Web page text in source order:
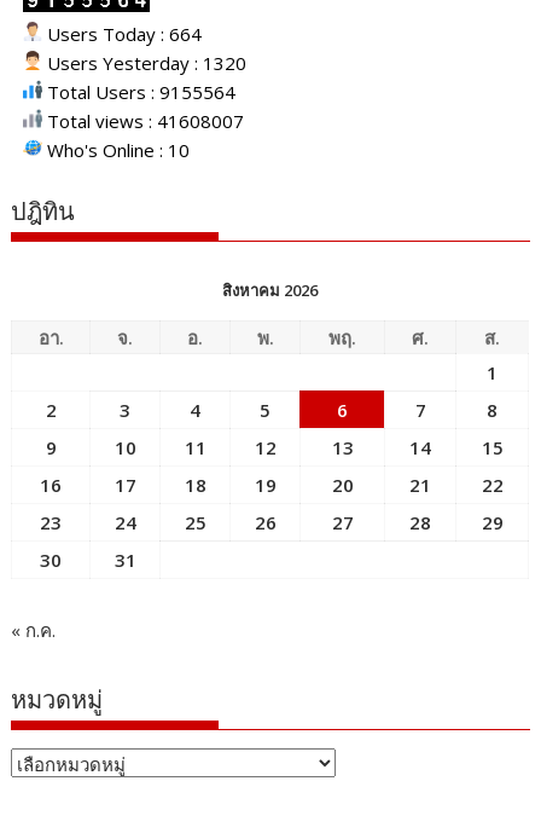
Users Today : 664
Users Yesterday : 1320
Total Users : 9155564
Total views : 41608007
Who's Online : 10
ปฎิทิน
สิงหาคม 2026
อา. จ. อ. พ. พฤ. ศ.
ส.
1
2
3 4 5 6 7
8
9
10 11 12 13 14
15
16
17 18 19 20 21
22
23
24 25 26 27 28
29
30
31
« ก.ค.
หมวดหมู่
หมวด